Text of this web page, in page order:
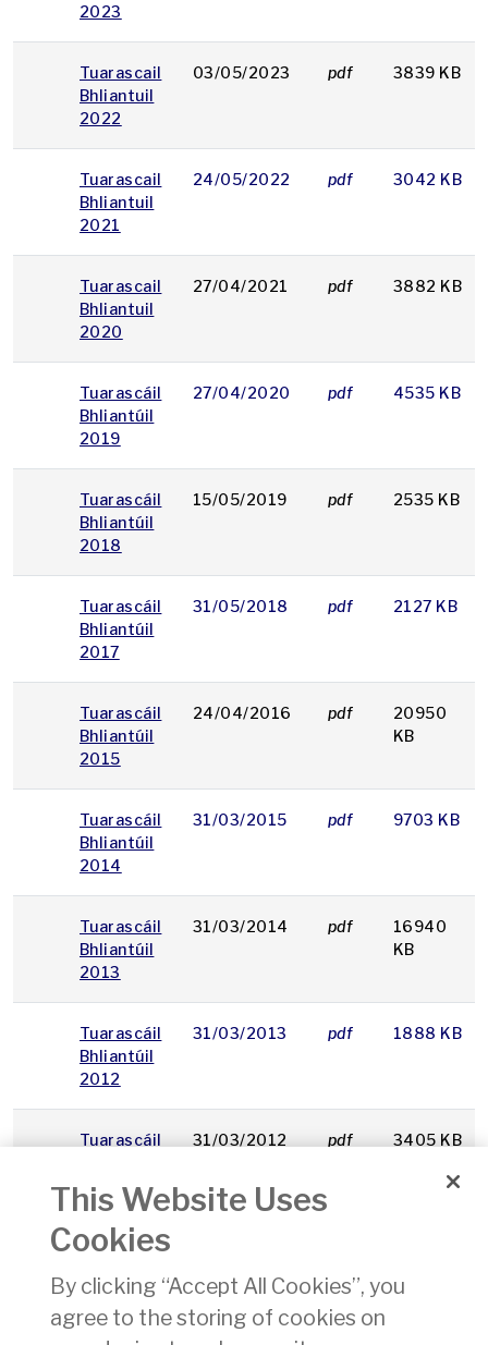
2023
Tuarascail
Bhliantuil
2022
03/05/2023 pdf 3839 KB
Tuarascail
Bhliantuil
2021
24/05/2022 pdf 3042 KB
Tuarascail
Bhliantuil
2020
27/04/2021 pdf 3882 KB
Tuarascáil
Bhliantúil
2019
27/04/2020 pdf 4535 KB
Tuarascáil
Bhliantúil
2018
15/05/2019 pdf 2535 KB
Tuarascáil
Bhliantúil
2017
31/05/2018 pdf 2127 KB
Tuarascáil
Bhliantúil
2015
24/04/2016 pdf
20950
KB
Tuarascáil
Bhliantúil
2014
31/03/2015 pdf 9703 KB
Tuarascáil
Bhliantúil
2013
31/03/2014 pdf
16940
KB
Tuarascáil
Bhliantúil
2012
31/03/2013 pdf 1888 KB
Tuarascáil
2011
31/03/2012 pdf 3405 KB
Tuarascáil
2010
This Website Uses
Cookies
By clicking “Accept All Cookies”, you
agree to the storing of cookies on